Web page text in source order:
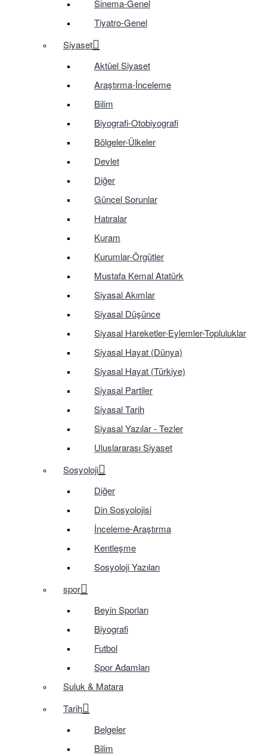
Sinema-Genel
Tiyatro-Genel
Siyaset
Aktüel Siyaset
Araştırma-İnceleme
Bilim
Biyografi-Otobiyografi
Bölgeler-Ülkeler
Devlet
Diğer
Güncel Sorunlar
Hatıralar
Kuram
Kurumlar-Örgütler
Mustafa Kemal Atatürk
Siyasal Akımlar
Siyasal Düşünce
Siyasal Hareketler-Eylemler-Topluluklar
Siyasal Hayat (Dünya)
Siyasal Hayat (Türkiye)
Siyasal Partiler
Siyasal Tarih
Siyasal Yazılar - Tezler
Uluslararası Siyaset
Sosyoloji
Diğer
Din Sosyolojisi
İnceleme-Araştırma
Kentleşme
Sosyoloji Yazıları
spor
Beyin Sporları
Biyografi
Futbol
Spor Adamları
Suluk & Matara
Tarih
Belgeler
Bilim